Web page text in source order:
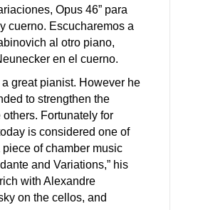
Opus 46” para
cuerno. Escucharemos a
al otro piano,
en el cuerno.
great pianist. However he
to strengthen the
Fortunately for
is considered one of
of chamber music
and Variations,” his
with Alexandre
on the cellos, and